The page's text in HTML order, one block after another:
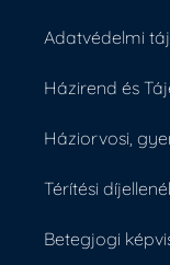
Adatvédelmi
Házirend és
Háziorvosi,
Térítési
Betegjogi